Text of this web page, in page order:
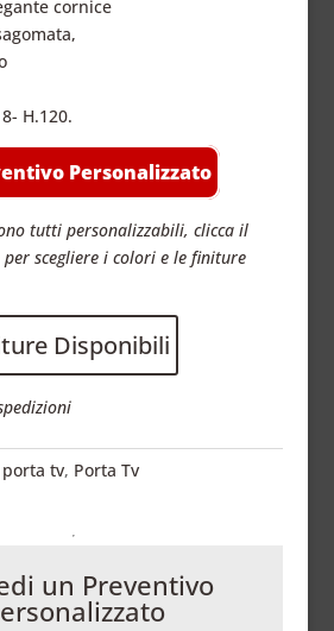
cornice
H.120.
Personalizzato
tutti personalizzabili, clicca il
scegliere i colori e le finiture
Disponibili
tv, Porta Tv
un Preventivo